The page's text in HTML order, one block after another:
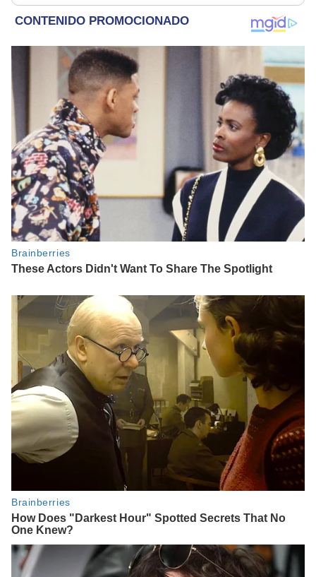
un pajar”